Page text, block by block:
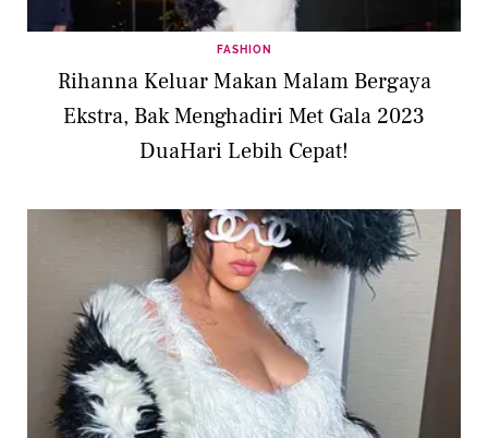
FASHION
Rihanna Keluar Makan Malam Bergaya
Ekstra, Bak Menghadiri Met Gala 2023
DuaHari Lebih Cepat!